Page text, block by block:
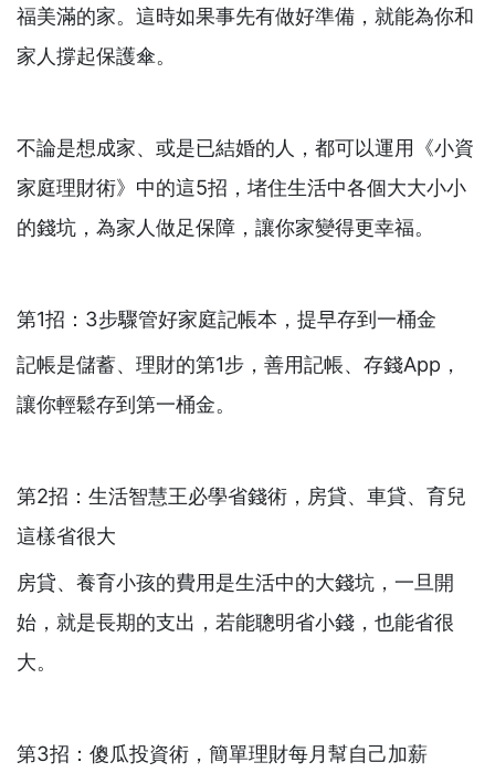
福美滿的家。這時如果事先有做好準備，就能為你和
家人撐起保護傘。
不論是想成家、或是已結婚的人，都可以運用《小資
家庭理財術》中的這5招，堵住生活中各個大大小小
的錢坑，為家人做足保障，讓你家變得更幸福。
第1招：3步驟管好家庭記帳本，提早存到一桶金
記帳是儲蓄、理財的第1步，善用記帳、存錢App，
讓你輕鬆存到第一桶金。
第2招：生活智慧王必學省錢術，房貸、車貸、育兒
這樣省很大
房貸、養育小孩的費用是生活中的大錢坑，一旦開
始，就是長期的支出，若能聰明省小錢，也能省很
大。
第3招：傻瓜投資術，簡單理財每月幫自己加薪